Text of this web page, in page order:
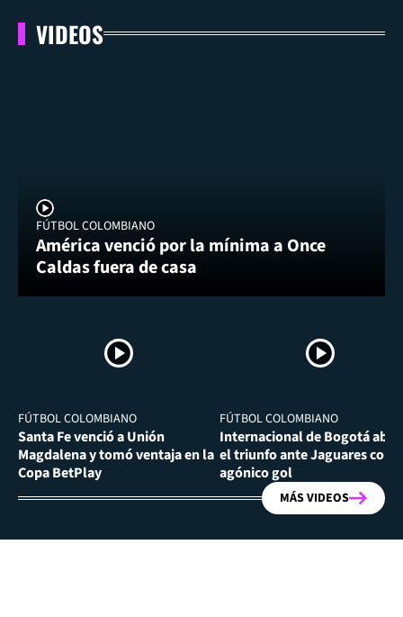
VIDEOS
FÚTBOL COLOMBIANO
América venció por la mínima a Once
Caldas fuera de casa
FÚTBOL COLOMBIANO
Santa Fe venció a Unión
Magdalena y tomó ventaja en la
Copa BetPlay
FÚTBOL COLOMBIANO
Internacional de Bogotá
el triunfo ante Jaguares con
agónico gol
MÁS VIDEOS